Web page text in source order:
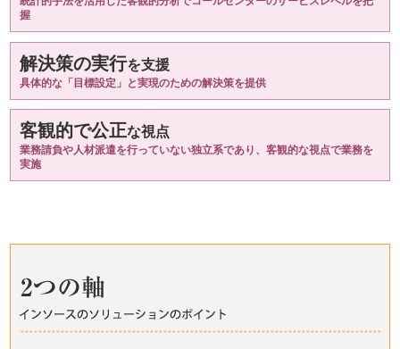
握
解決策の実行を支援
具体的な「目標設定」と実現のための解決策を提供
客観的で公正な視点
業務請負や人材派遣を行っていない独立系であり、客観的な視点で業務を
実施